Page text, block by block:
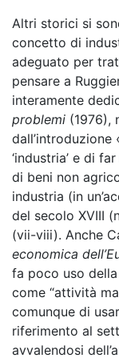
Altri storici si
concetto di
adeguato per
pensare a
interamente
problemi (1976),
‘industria’ e di
di beni non
industria (in
del secolo XVIII
(vii-viii). Anche
economica
fa poco uso
come “attività
comunque di
riferimento al
avvalendosi